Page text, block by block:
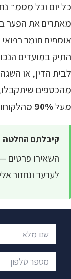
כל יום וכל מסמך
מאתרים את הפער
אוספים חומר
התיק במועדים
לבית הדין, או
מהכספים
מעל90%
קיבלתם החלטה
השאירו פרטים
לערער ונחזור
שם מלא
מספר טלפון